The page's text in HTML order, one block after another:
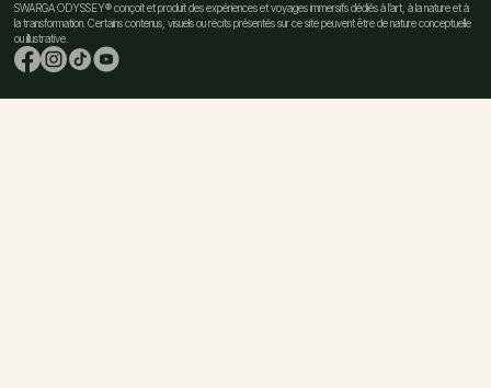
SWARGA ODYSSEY® conçoit et produit des expériences et voyages immersifs dédiés à l’art, à la nature et à
la transformation. Certains contenus, visuels ou récits présentés sur ce site peuvent être de nature conceptuelle
ou illustrative.